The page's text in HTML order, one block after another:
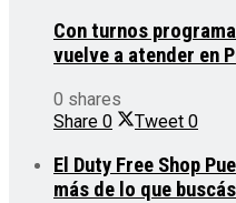
Con turnos
vuelve a atender en
0 shares
Share 0 Tweet 0
El Duty Free Shop
más de lo que